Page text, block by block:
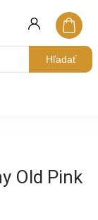
Hľadať
Old Pink